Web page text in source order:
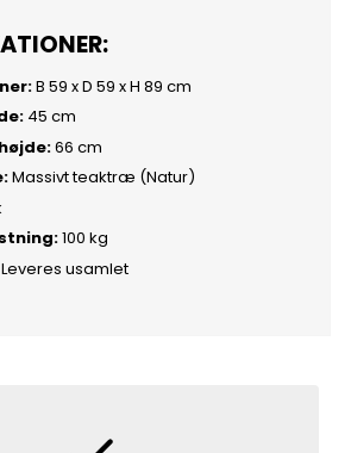
B 59 x D 59 x H 89 cm
45 cm
66 cm
Massivt teaktræ (Natur)
100 kg
usamlet